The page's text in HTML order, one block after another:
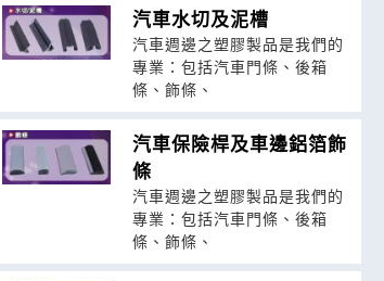
汽車水切及泥槽
汽車週邊之塑膠製品是我們的
專業：包括汽車門條、後箱
條、飾條、
汽車保險桿及車邊鋁箔飾
條
汽車週邊之塑膠製品是我們的
專業：包括汽車門條、後箱
條、飾條、